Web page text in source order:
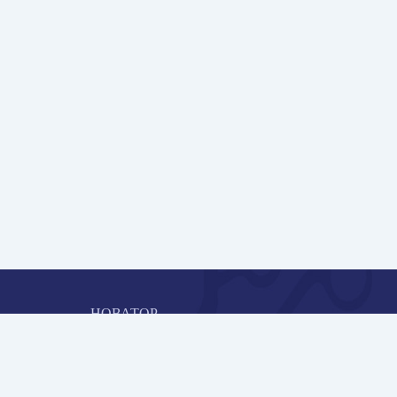
НОВАТОР